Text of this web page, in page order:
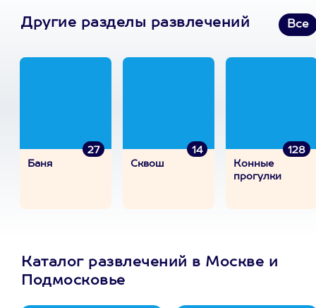
Другие разделы развлечений Все
27
Баня
14
Сквош
128
Конные
прогулки
Каталог развлечений в Москве и
Подмосковье